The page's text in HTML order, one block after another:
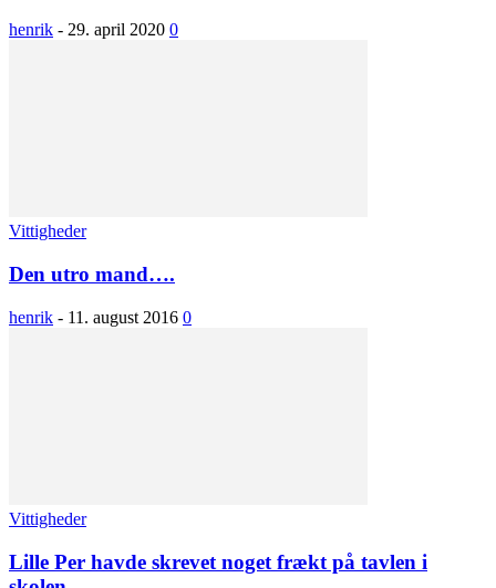
henrik - 29. april 2020 0
Vittigheder
Den utro mand….
henrik - 11. august 2016 0
Vittigheder
Lille Per havde skrevet noget frækt på tavlen i